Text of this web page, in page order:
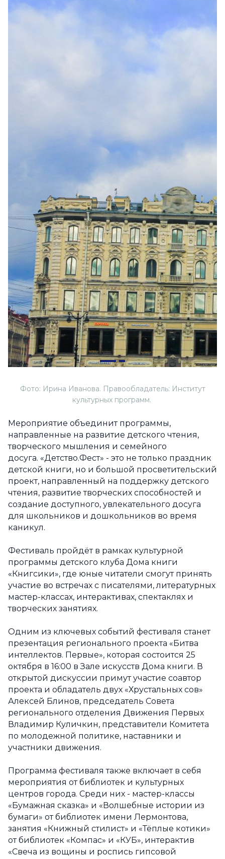
Фото: Ирина Иванова. Правообладатель: Институт
культурных программ.
Мероприятие объединит программы,
направленные на развитие детского чтения,
творческого мышления и семейного
досуга. «Детство.Фест» - это не только праздник
детской книги, но и большой просветительский
проект, направленный на поддержку детского
чтения, развитие творческих способностей и
создание доступного, увлекательного досуга
для школьников и дошкольников во время
каникул.
Фестиваль пройдёт в рамках культурной
программы детского клуба Дома книги
«Книгсики», где юные читатели смогут принять
участие во встречах с писателями, литературных
мастер-классах, интерактивах, спектаклях и
творческих занятиях.
Одним из ключевых событий фестиваля станет
презентация регионального проекта «Битва
интеллектов. Первые», которая состоится 25
октября в 16:00 в Зале искусств Дома книги. В
открытой дискуссии примут участие соавтор
проекта и обладатель двух «Хрустальных сов»
Алексей Блинов, председатель Совета
регионального отделения Движения Первых
Владимир Куличкин, представители Комитета
по молодежной политике, наставники и
участники движения.
Программа фестиваля также включает в себя
мероприятия от библиотек и культурных
центров города. Среди них - мастер-классы
«Бумажная сказка» и «Волшебные истории из
бумаги» от библиотек имени Лермонтова,
занятия «Книжный стилист» и «Тёплые котики»
от библиотек «Компас» и «КУБ», интерактив
«Свеча из вощины и роспись гипсовой